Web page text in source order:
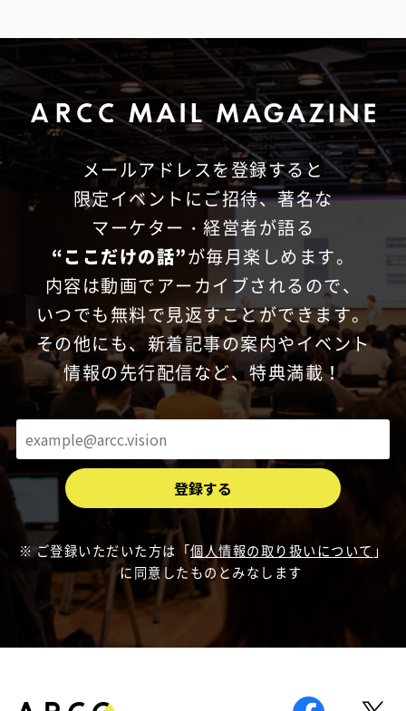
メールアドレスを登録すると
限定イベントにご招待、著名な
マーケター・経営者が語る
“ここだけの話”が毎月楽しめます。
内容は動画でアーカイブされるので、
いつでも無料で見返すことができます。
その他にも、新着記事の案内やイベント
情報の先行配信など、特典満載！
ご登録いただいた方は「個人情報の取り扱いについて 」
に同意したものとみなします